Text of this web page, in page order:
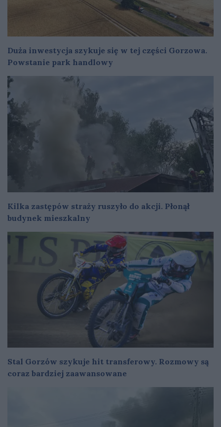
Duża inwestycja szykuje się w tej części Gorzowa.
Powstanie park handlowy
Kilka zastępów straży ruszyło do akcji. Płonął
budynek mieszkalny
Stal Gorzów szykuje hit transferowy. Rozmowy są
coraz bardziej zaawansowane